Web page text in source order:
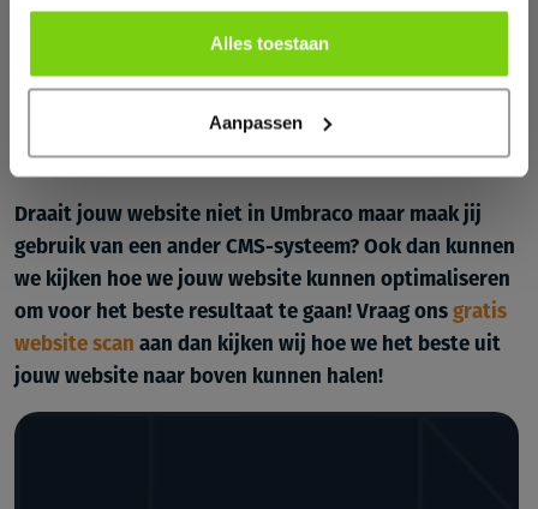
Alles toestaan
Aanpassen
past bij jouw situatie zodat ook jij kunt profiteren van
deze te gekke update!
Draait jouw website niet in Umbraco maar maak jij
gebruik van een ander CMS-systeem? Ook dan kunnen
we kijken hoe we jouw website kunnen optimaliseren
om voor het beste resultaat te gaan! Vraag onsgratis
website scan aan dan kijken wij hoe we het beste uit
jouw website naar boven kunnen halen!